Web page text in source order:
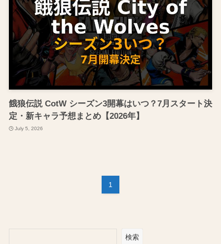
餓狼伝説 CotW シーズン3開幕はいつ？7月スタート決
定・新キャラ予想まとめ【2026年】
July 5, 2026
1
検索